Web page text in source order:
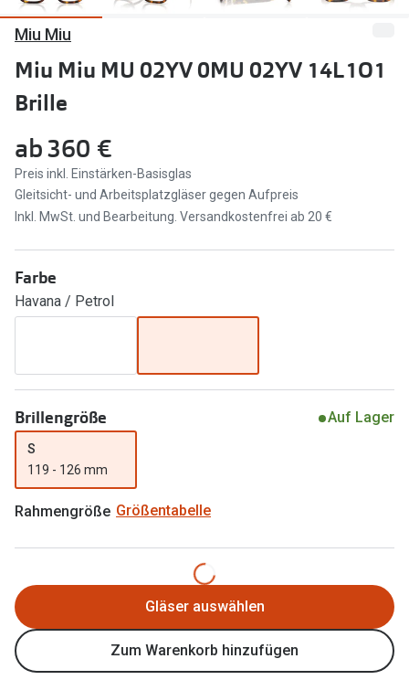
Marken
Ray-Ban
DbyD
Prada
Seen
Miu Miu
alle Marken
Ratgeber
Gleitsicht Ratgeber
Alle Brillen Ratgeber
Angebote
Brillen 2 für 1
20% auf selbsttönende Gläser
Trends
Nuance Audio Brille
Ray-Ban Meta
Marken
Oakley
Ray-Ban
Oakley
Zubehör
Miu Miu
Miu Miu MU 02YV 0MU 02YV 14L1O1
Brille
ab360 €
Preis inkl. Einstärken-Basisglas
Gleitsicht- und Arbeitsplatzgläser gegen Aufpreis
Inkl. MwSt. und Bearbeitung. Versandkostenfrei ab 20 €
Farbe
Havana / Petrol
Brillengröße Auf Lager
S
119 - 126 mm
Rahmengröße Größentabelle
Gläser auswählen
Zum Warenkorb hinzufügen